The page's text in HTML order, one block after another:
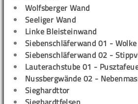
Wolfsberger Wand
Seeliger Wand
Linke Bleisteinwand
Siebenschläferwand 01 -
Siebenschläferwand 02 -
Lauterachstube 01 -
Nussbergwände 02 -
Sieghardttor